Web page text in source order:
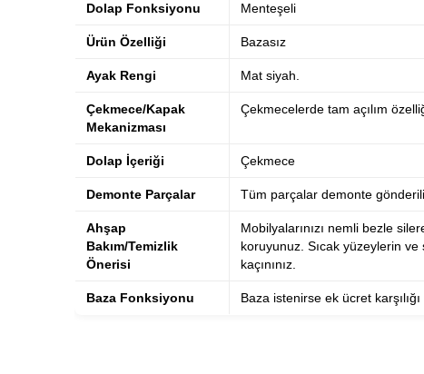
Dolap Fonksiyonu Menteşeli
Ürün Özelliği Bazasız
Ayak Rengi Mat siyah.
Çekmece/Kapak
Mekanizması
Çekmecelerde tam açılım
Dolap İçeriği Çekmece
Demonte Parçalar Tüm parçalar demonte
Ahşap
Bakım/Temizlik
Önerisi
Mobilyalarınızı nemli bezle
koruyunuz. Sıcak yüzeylerin
kaçınınız.
Baza Fonksiyonu Baza istenirse ek ücret